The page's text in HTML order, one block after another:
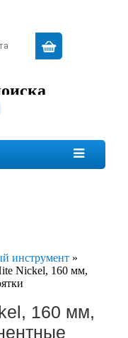
инструмент »
Nickel, 160 мм,
160 мм,